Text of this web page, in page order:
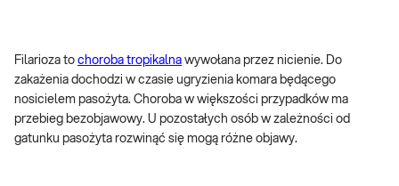
Filarioza to choroba tropikalna wywołana przez nicienie. Do
zakażenia dochodzi w czasie ugryzienia komara będącego
nosicielem pasożyta. Choroba w większości przypadków ma
przebieg bezobjawowy. U pozostałych osób w zależności od
gatunku pasożyta rozwinąć się mogą różne objawy.